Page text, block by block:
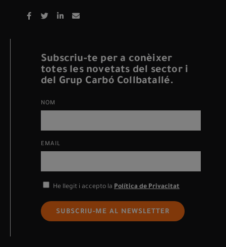
Subscriu-te per a conèixer
totes les novetats del sector i
del Grup Carbó Collbatallé.
NOM
EMAIL
He llegit i accepto la Política de Privacitat
SUBSCRIU-ME AL NEWSLETTER